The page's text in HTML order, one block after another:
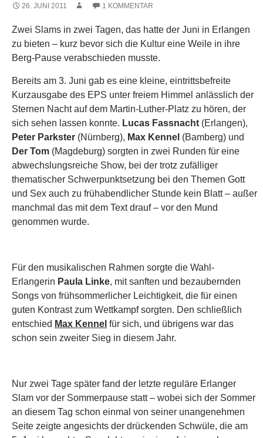
26. JUNI 2011 1 KOMMENTAR
Zwei Slams in zwei Tagen, das hatte der Juni in Erlangen
zu bieten – kurz bevor sich die Kultur eine Weile in ihre
Berg-Pause verabschieden musste.
Bereits am 3. Juni gab es eine kleine, eintrittsbefreite
Kurzausgabe des EPS unter freiem Himmel anlässlich der
Sternen Nacht auf dem Martin-Luther-Platz zu hören, der
sich sehen lassen konnte. Lucas Fassnacht (Erlangen),
Peter Parkster (Nürnberg), Max Kennel (Bamberg) und
Der Tom (Magdeburg) sorgten in zwei Runden für eine
abwechslungsreiche Show, bei der trotz zufälliger
thematischer Schwerpunktsetzung bei den Themen Gott
und Sex auch zu frühabendlicher Stunde kein Blatt – außer
manchmal das mit dem Text drauf – vor den Mund
genommen wurde.
Für den musikalischen Rahmen sorgte die Wahl-
Erlangerin Paula Linke, mit sanften und bezaubernden
Songs von frühsommerlicher Leichtigkeit, die für einen
guten Kontrast zum Wettkampf sorgten. Den schließlich
entschied Max Kennel für sich, und übrigens war das
schon sein zweiter Sieg in diesem Jahr.
Nur zwei Tage später fand der letzte reguläre Erlanger
Slam vor der Sommerpause statt – wobei sich der Sommer
an diesem Tag schon einmal von seiner unangenehmen
Seite zeigte angesichts der drückenden Schwüle, die am